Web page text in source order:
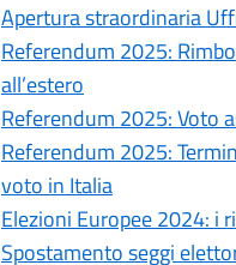
Apertura straordinaria
Referendum 2025:
all’estero
Referendum 2025: Voto
Referendum 2025:
voto in Italia
Elezioni Europee 2024: i
Spostamento seggi